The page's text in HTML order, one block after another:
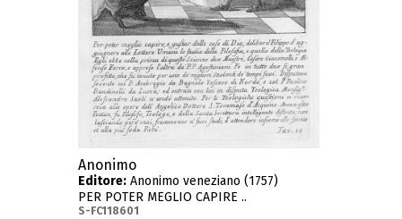
Anonimo
Editore: Anonimo veneziano (1757)
PER POTER MEGLIO CAPIRE ..
S-FC118601